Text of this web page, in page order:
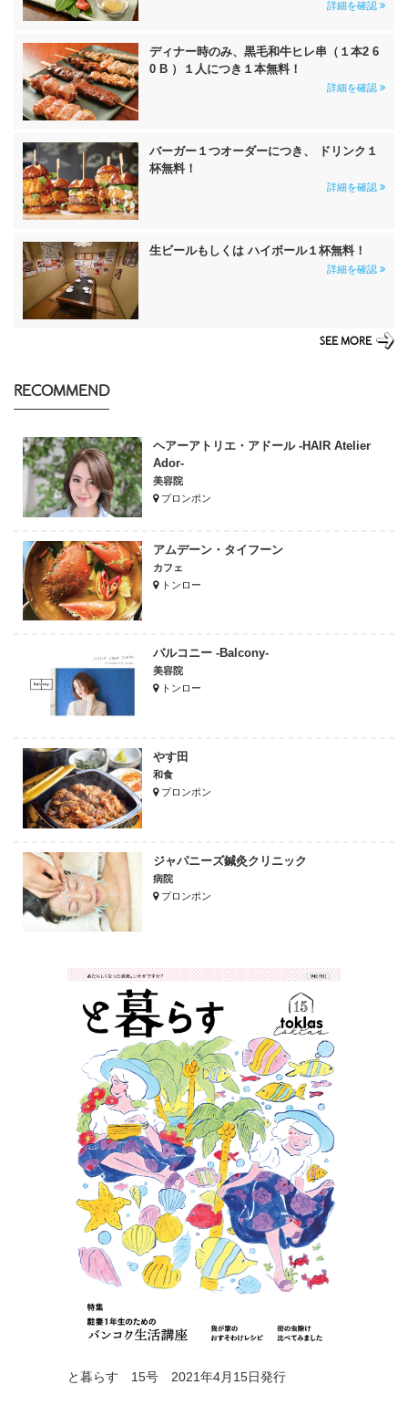
詳細を確認
ディナー時のみ、黒毛和牛ヒレ串（１本2 6
0 B ）１人につき１本無料！
詳細を確認
バーガー１つオーダーにつき、 ドリンク１
杯無料！
詳細を確認
生ビールもしくは ハイボール１杯無料！
詳細を確認
SEE MORE
RECOMMEND
ヘアーアトリエ・アドール -HAIR Atelier
Ador-
美容院
プロンポン
アムデーン・タイフーン
カフェ
トンロー
バルコニー -Balcony-
美容院
トンロー
やす田
和食
プロンポン
ジャパニーズ鍼灸クリニック
病院
プロンポン
と暮らす 15号 2021年4月15日発行